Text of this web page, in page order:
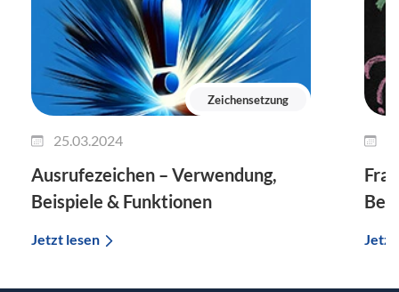
Zeichensetzung
25.03.2024
Ausrufezeichen – Verwendung,
Beispiele & Funktionen
Jetzt lesen